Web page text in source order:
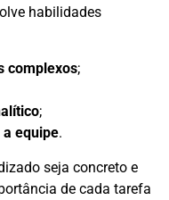
habilidades
complexos;
;
equipe.
seja concreto e
de cada tarefa